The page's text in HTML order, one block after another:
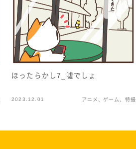
ほったらかし7_噓でしょ
2023.12.01 アニメ、ゲーム、特撮